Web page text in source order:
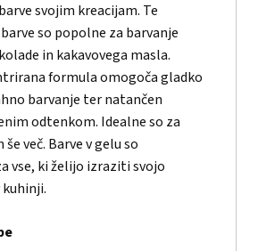
svojim kreacijam. Te
so popolne za barvanje
in kakavovega masla.
formula omogoča gladko
barvanje ter natančen
odtenkom. Idealne so za
več. Barve v gelu so
vse, ki želijo izraziti svojo